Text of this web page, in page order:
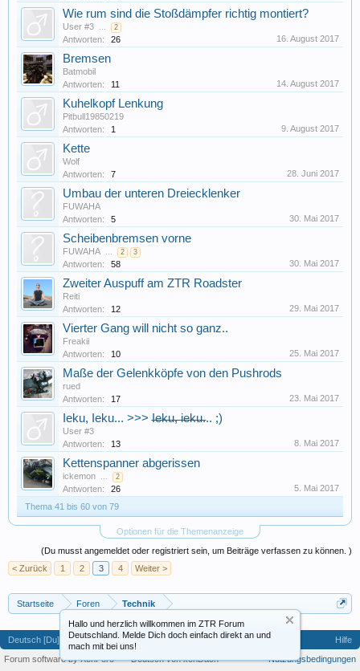
Hallo und herzlich willkommen im ZTR Forum
Deutschland. Melde Dich doch einfach direkt an und
mach mit bei uns!
Wie rum sind die Stoßdämpfer richtig montiert?
User #3 ... 2
Antworten: 26 16. August 2017
Bremsen
Batmobil
Antworten:
11 14. August 2017
Kuhelkopf Lenkung
Pitbull19850219
Antworten:
1 9. August 2017
Kette
Wolf
Antworten:
7 28. Juni 2017
Umbau der unteren Dreiecklenker
FUWAHA
Antworten:
5 30. Mai 2017
Scheibenbremsen vorne
FUWAHA ... 2 3
Antworten: 58 30. Mai 2017
Zweiter Auspuff am ZTR Roadster
Reiti
Antworten:
12 29. Mai 2017
Vierter Gang will nicht so ganz..
Freakii
Antworten:
10 25. Mai 2017
Maße der Gelenkköpfe von den Pushrods
rued
Antworten:
17 23. Mai 2017
Ieku, Ieku... >>> I̶̶e̶̶k̶̶u̶̶,̶̶ ̶̶i̶̶e̶̶k̶̶u̶... ;)
User #3
Antworten:
13 8. Mai 2017
Kettenspanner abgerissen
ickemon ... 2
Antworten: 26
5. Mai 2017
Thema 41 bis 60 von 79
Optionen für die Themenanzeige
(Du musst angemeldet oder registriert sein, um Beiträge verfassen zu können. )
< Zurück
1 2 3 4 Weiter >
Startseite Foren Technik
Deutsch [Du]
Hilfe
Nutzungsbedingungen
Forum software by XenForo™-Deutsch von xenDach